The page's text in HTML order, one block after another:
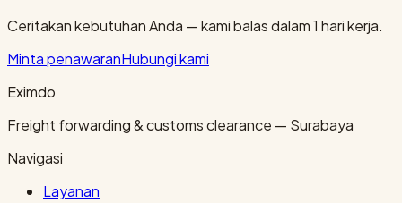
Ceritakan kebutuhan Anda — kami balas dalam 1 hari kerja.
Minta penawaranHubungi kami
Eximdo
Freight forwarding & customs clearance — Surabaya
Navigasi
Layanan